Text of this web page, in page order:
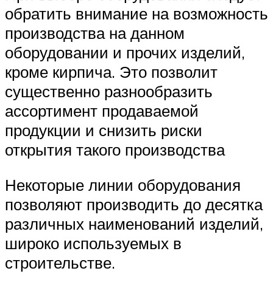
обратить внимание на возможность
производства на данном
оборудовании и прочих изделий,
кроме кирпича. Это позволит
существенно разнообразить
ассортимент продаваемой
продукции и снизить риски
открытия такого производства
Некоторые линии оборудования
позволяют производить до десятка
различных наименований изделий,
широко используемых в
строительстве.